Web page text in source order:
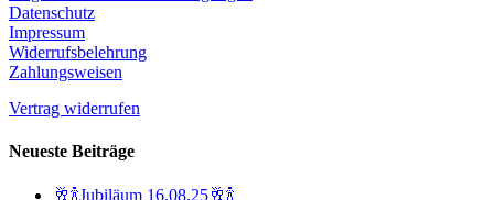
Datenschutz
Impressum
Widerrufsbelehrung
Zahlungsweisen
Vertrag widerrufen
Neueste Beiträge
🥂🍾Jubiläum 16.08.25🥂🍾